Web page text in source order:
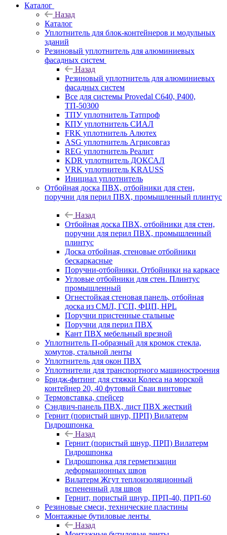
Каталог
Назад
Каталог
Уплотнитель для блок-контейнеров и модульных
зданий
Резиновый уплотнитель для алюминиевых
фасадных систем
Назад
Резиновый уплотнитель для алюминиевых
фасадных систем
Все для системы Provedal С640, Р400,
ТП-50300
ТПУ уплотнитель Татпроф
КПУ уплотнитель СИАЛ
FRK уплотнитель Алютех
ASG уплотнитель Агрисовгаз
REG уплотнитель Реалит
KDR уплотнитель ДОКСАЛ
VRK уплотнитель KRAUSS
Инициал уплотнитель
Отбойная доска ПВХ, отбойники для стен,
поручни для перил ПВХ, промышленный плинтус
Назад
Отбойная доска ПВХ, отбойники для стен,
поручни для перил ПВХ, промышленный
плинтус
Доска отбойная, стеновые отбойники
бескаркасные
Поручни-отбойники. Отбойники на каркасе
Угловые отбойники для стен. Плинтус
промышленный
Огнестойкая стеновая панель, отбойная
доска из СМЛ, ГСП, ФЦП, HPL
Поручни пристенные стальные
Поручни для перил ПВХ
Кант ПВХ мебельный врезной
Уплотнитель П-образный для кромок стекла,
хомутов, стальной ленты
Уплотнитель для окон ПВХ
Уплотнители для транспортного машиностроения
Бридж-фитинг для стяжки Колеса на морской
контейнер 20, 40 футовый Сваи винтовые
Термовставка, спейсер
Сэндвич-панель ПВХ, лист ПВХ жесткий
Гернит (пористый шнур, ПРП) Вилатерм
Гидрошпонка
Назад
Гернит (пористый шнур, ПРП) Вилатерм
Гидрошпонка
Гидрошпонка для герметизации
деформационных швов
Вилатерм Жгут теплоизоляционный
вспененный для швов
Гернит, пористый шнур, ПРП-40, ПРП-60
Резиновые смеси, технические пластины
Монтажные бутиловые ленты
Назад